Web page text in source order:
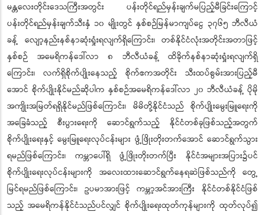
မန္တလေးတိုင်းဒေသကြီးအတွင်း ပန်းတိုင်ရည်မှန်းချက်မပြည့်မီခြင်းကြောင့်
ပန်းတိုင်ရည်မှန်းချက်သီးနှံ ၁၀ မျိုးတွင် နှစ်စဉ်မြန်မာကျပ်ငွေ ၃၇၆၅ ဘီလီယံ
ခန့် လျော့နည်းနစ်နာဆုံးရှုံးရလျက်ရှိကြောင်း၊ တစ်နိုင်ငံလုံးအတိုင်းအတာဖြင့်
နှစ်စဉ် အမေရိကန်ဒေါ်လာ ၈ ဘီလီယံခန့် ထိခိုက်နစ်နာဆုံးရှုံးရလျက်ရှိ
ကြောင်း၊ လက်ရှိစိုက်ပျိုးနေသည့် စိုက်ဧကအတိုင်း သီးထပ်စွမ်းအားပြည့်မီ
အောင် စိုက်ပျိုးနိုင်မည်ဆိုပါက နှစ်စဉ်အမေရိကန်ဒေါ်လာ ၂၀ ဘီလီယံခန့် ပိုမို
အကျိုးအမြတ်ရရှိနိုင်မည်ဖြစ်ကြောင်း၊ မိမိတို့နိုင်ငံသည် စိုက်ပျိုးမွေးမြူရေးကို
အခြေခံသည့် စီးပွားရေးကို ဆောင်ရွက်သည့် နိုင်ငံတစ်ခုဖြစ်သည့်အတွက်
စိုက်ပျိုးရေးနှင့် မွေးမြူရေးလုပ်ငန်းများ ဖွံ့ဖြိုးတိုးတက်အောင် ဆောင်ရွက်သွား
ရမည်ဖြစ်ကြောင်း၊ ကမ္ဘာပေါ်ရှိ ဖွံ့ဖြိုးတိုးတက်ပြီး နိုင်ငံအများအပြား၌ပင်
စိုက်ပျိုးရေးလုပ်ငန်းများကို အလေးထားဆောင်ရွက်နေရဆဲဖြစ်သည်ကို တွေ့
မြင်ရမည်ဖြစ်ကြောင်း၊ ဥပမာအားဖြင့် ကမ္ဘာ့အင်အားကြီး နိုင်ငံတစ်နိုင်ငံဖြစ်
သည့် အမေရိကန်နိုင်ငံသည်ပင်လျှင် စိုက်ပျိုးရေးထုတ်ကုန်များကို ထုတ်လုပ်၍